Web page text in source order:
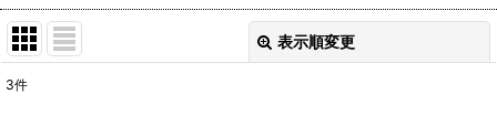
表示順変更
3件